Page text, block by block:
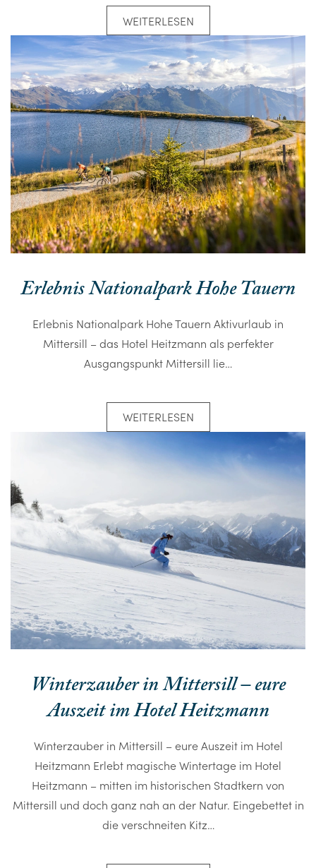
WEITERLESEN
Erlebnis Nationalpark Hohe Tauern
Erlebnis Nationalpark Hohe Tauern Aktivurlaub in
Mittersill – das Hotel Heitzmann als perfekter
Ausgangspunkt Mittersill lie…
WEITERLESEN
Winterzauber in Mittersill – eure
Auszeit im Hotel Heitzmann
Winterzauber in Mittersill – eure Auszeit im Hotel
Heitzmann Erlebt magische Wintertage im Hotel
Heitzmann – mitten im historischen Stadtkern von
Mittersill und doch ganz nah an der Natur. Eingebettet in
die verschneiten Kitz…